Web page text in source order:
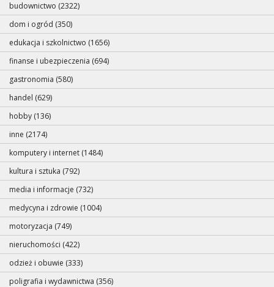
budownictwo (2322)
dom i ogród (350)
edukacja i szkolnictwo (1656)
finanse i ubezpieczenia (694)
gastronomia (580)
handel (629)
hobby (136)
inne (2174)
komputery i internet (1484)
kultura i sztuka (792)
media i informacje (732)
medycyna i zdrowie (1004)
motoryzacja (749)
nieruchomości (422)
odzież i obuwie (333)
poligrafia i wydawnictwa (356)